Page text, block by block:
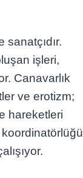
işleri,
Canavarlık
ve erotizm;
hareketleri
koordinatörlüğü